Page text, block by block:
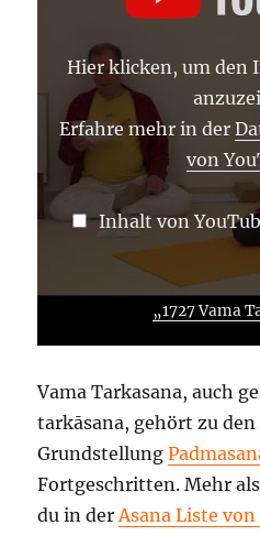
YOUTUBE
ANZEIGEN
Hier klicken, um den
Erfahre mehr in der
von
Inhalt von
„1727 Vama
Vama Tarkasana, auch
tarkāsana, gehört zu den
Grundstellung
Fortgeschritten. Mehr
du in derAsana Liste